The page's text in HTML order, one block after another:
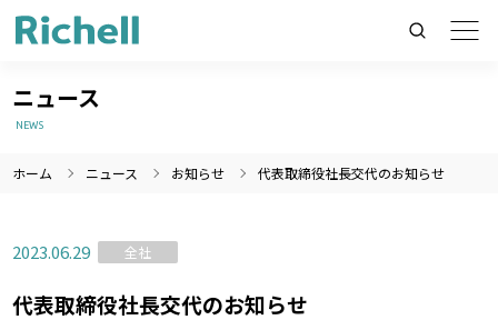
製品情報のみを検索
ニュース
NEWS
ホーム ニュース お知らせ 代表取締役社長交代のお知らせ
2023.06.29 全社
代表取締役社長交代のお知らせ